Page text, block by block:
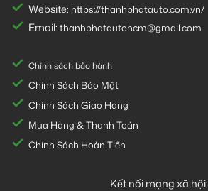
Website: https://thanhphatauto.com.vn/
Email: thanhphatautohcm@gmail.com
Chính sách bảo hành
Chính Sách Bảo Mật
Chính Sách Giao Hàng
Mua Hàng & Thanh Toán
Chính Sách Hoàn Tiền
Kết nối mạng xã hội: